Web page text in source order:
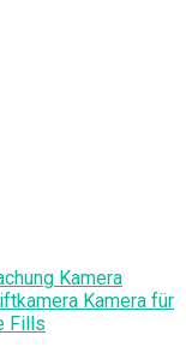
Kamera
Kamera für
Fills